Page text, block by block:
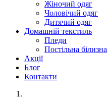
Жіночий одяг
Чоловічий одяг
Дитячий одяг
Домашній текстиль
Пледи
Постільна білизна
Акції
Блог
Контакти